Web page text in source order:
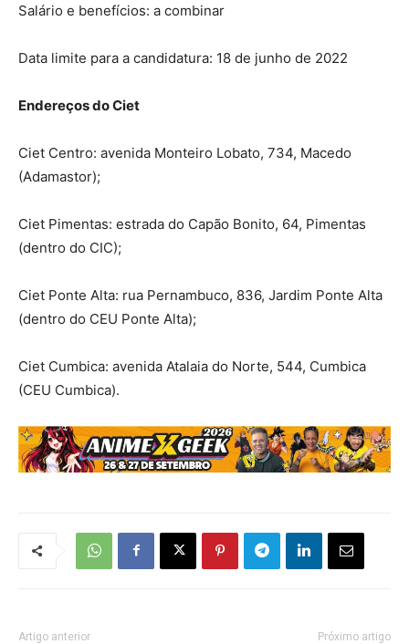
Salário e benefícios: a combinar
Data limite para a candidatura: 18 de junho de 2022
Endereços do Ciet
Ciet Centro: avenida Monteiro Lobato, 734, Macedo
(Adamastor);
Ciet Pimentas: estrada do Capão Bonito, 64, Pimentas
(dentro do CIC);
Ciet Ponte Alta: rua Pernambuco, 836, Jardim Ponte Alta
(dentro do CEU Ponte Alta);
Ciet Cumbica: avenida Atalaia do Norte, 544, Cumbica
(CEU Cumbica).
Artigo anterior Próximo artigo